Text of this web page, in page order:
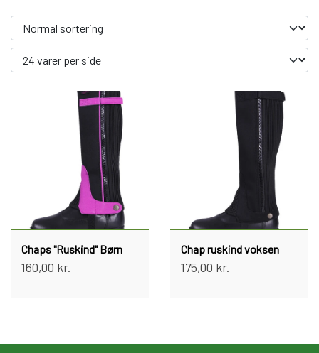
Børn
Hund
Om os
Kontakt
Chaps "Ruskind" Børn
160,00 kr.
Chap ruskind voksen
175,00 kr.